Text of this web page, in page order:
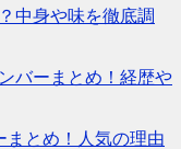
中身や味を徹底調
バーまとめ！経歴や
まとめ！人気の理由